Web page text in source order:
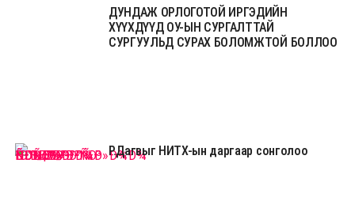
ДУНДАЖ ОРЛОГОТОЙ ИРГЭДИЙН
ХҮҮХДҮҮД ОУ-ЫН СУРГАЛТТАЙ
СУРГУУЛЬД СУРАХ БОЛОМЖТОЙ БОЛЛОО
Р.Дагвыг НИТХ-ын даргаар сонголоо